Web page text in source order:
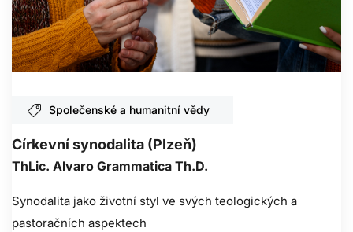
Společenské a humanitní vědy
Církevní synodalita (Plzeň)
ThLic. Alvaro Grammatica Th.D.
Synodalita jako životní styl ve svých teologických a
pastoračních aspektech